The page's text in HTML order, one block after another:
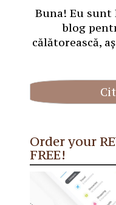
Buna! Eu sunt
blog
călătorească,
Order your
FREE!